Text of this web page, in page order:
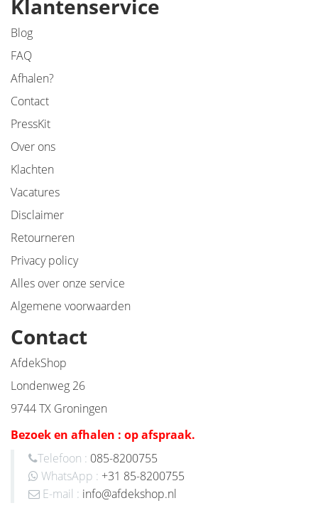
Klantenservice
Blog
FAQ
Afhalen?
Contact
PressKit
Over ons
Klachten
Vacatures
Disclaimer
Retourneren
Privacy policy
Alles over onze service
Algemene voorwaarden
Contact
AfdekShop
Londenweg 26
9744 TX Groningen
Bezoek en afhalen : op afspraak.
Telefoon : 085-8200755
WhatsApp : +31 85-8200755
E-mail : info@afdekshop.nl